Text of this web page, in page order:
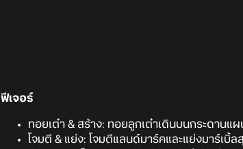
ฟีเจอร์
ทอยเต๋า & สร้าง: ทอยลูกเต๋าเดินบนกระดาน
โจมตี & แย่ง: โจมตีแลนด์มาร์คและแย่งมาร์เบิ้